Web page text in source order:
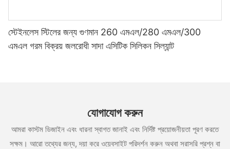
স্টেইনলেস স্টিলের জন্য গুণমান 260 এমএল/280 এমএল/300
এমএল গরম বিক্রয় জলরোধী সাদা এসিটিক সিলিকন সিল্যান্ট
যোগাযোগ করুন
আমরা কাস্টম ডিজাইন এবং ধারনা স্বাগত জানাই এবং নির্দিষ্ট প্রয়োজনীয়তা পূরণ করতে
সক্ষম। আরো তথ্যের জন্য, দয়া করে ওয়েবসাইট পরিদর্শন করুন অথবা সরাসরি প্রশ্ন বা